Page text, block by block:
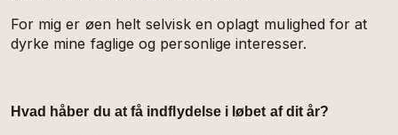
For mig er øen helt selvisk en oplagt mulighed for at
dyrke mine faglige og personlige interesser.
Hvad håber du at få indflydelse i løbet af dit år?